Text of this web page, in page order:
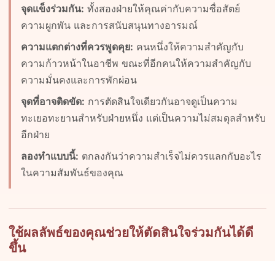
จุดแข็งร่วมกัน: ทั้งสองฝ่ายให้คุณค่ากับความซื่อสัตย์
ความผูกพัน และการสนับสนุนทางอารมณ์
ความแตกต่างที่ควรพูดคุย: คนหนึ่งให้ความสำคัญกับ
ความก้าวหน้าในอาชีพ ขณะที่อีกคนให้ความสำคัญกับ
ความมั่นคงและการพักผ่อน
จุดที่อาจติดขัด: การตัดสินใจเดียวกันอาจดูเป็นความ
ทะเยอทะยานสำหรับฝ่ายหนึ่ง แต่เป็นความไม่สมดุลสำหรับ
อีกฝ่าย
ลองทำแบบนี้: ตกลงกันว่าความสำเร็จไม่ควรแลกกับอะไร
ในความสัมพันธ์ของคุณ
ใช้ผลลัพธ์ของคุณช่วยให้ตัดสินใจร่วมกันได้ดี
ขึ้น